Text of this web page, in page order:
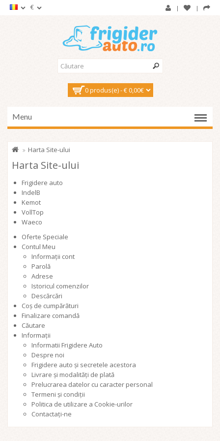
€
0 produs(e) - € 0,00€
Menu
Harta Site-ului
Harta Site-ului
Frigidere auto
IndelB
Kemot
VollTop
Waeco
Oferte Speciale
Contul Meu
Informații cont
Parolă
Adrese
Istoricul comenzilor
Descărcări
Coș de cumpărături
Finalizare comandă
Căutare
Informații
Informatii Frigidere Auto
Despre noi
Frigidere auto și secretele acestora
Livrare și modalități de plată
Prelucrarea datelor cu caracter personal
Termeni și condiții
Politica de utilizare a Cookie-urilor
Contactați-ne